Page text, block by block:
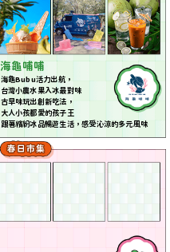
海龜哺哺
海龜Bubu活力出航，
台灣小農水果入冰最對味
古早味玩出創新吃法，
大人小孩都愛的孩子王
跟著繽紛冰品暢遊生活，感受沁涼的多元風味